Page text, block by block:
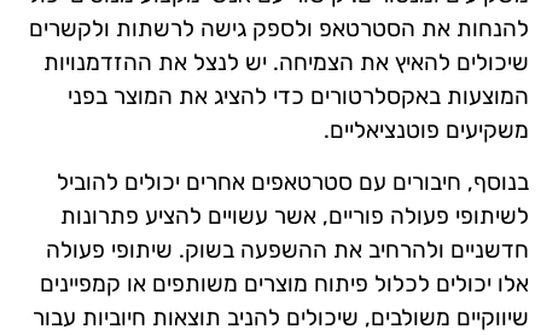
להנחות את הסטרטאפ ולספק גישה לרשתות ולקשרים
שיכולים להאיץ את הצמיחה. יש לנצל את ההזדמנויות
המוצעות באקסלרטורים כדי להציג את המוצר בפני
משקיעים פוטנציאליים.
בנוסף, חיבורים עם סטרטאפים אחרים יכולים להוביל
לשיתופי פעולה פוריים, אשר עשויים להציע פתרונות
חדשניים ולהרחיב את ההשפעה בשוק. שיתופי פעולה
אלו יכולים לכלול פיתוח מוצרים משותפים או קמפיינים
שיווקיים משולבים, שיכולים להניב תוצאות חיוביות עבור